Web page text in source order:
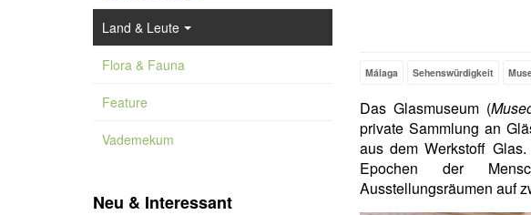
Málaga Sehenswürdigkeit
Das Glasmuseum (
private Sammlung an
aus dem Werkstoff
Epochen der
Ausstellungsräumen auf
Land & Leute
Flora & Fauna
Feature
Vademekum
Neu & Interessant